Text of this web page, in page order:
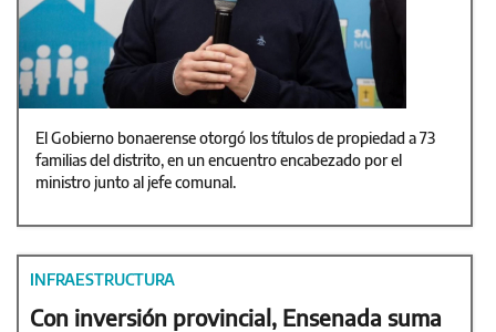
El Gobierno bonaerense otorgó los títulos de propiedad a 73
familias del distrito, en un encuentro encabezado por el
ministro junto al jefe comunal.
INFRAESTRUCTURA
Con inversión provincial, Ensenada suma